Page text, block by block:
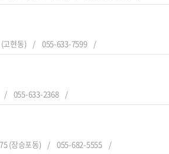
고현동)
055-633-7599
055-633-2368
(장승포동)
055-682-5555